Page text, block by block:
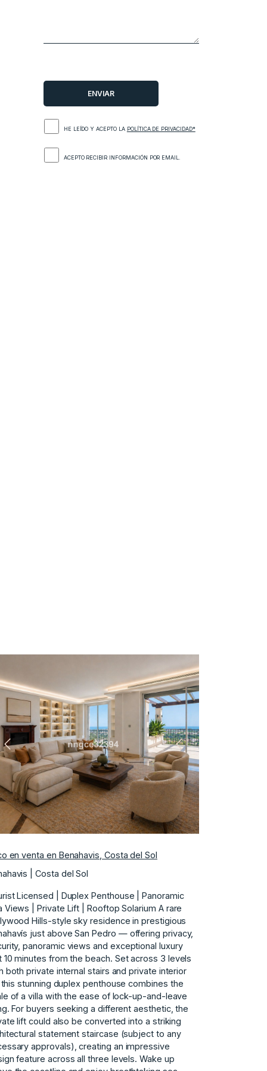
HE LEÍDO Y ACEPTO LA POLÍTICA DE PRIVACIDAD*
ACEPTO RECIBIR INFORMACIÓN POR EMAIL.
Anterior Siguiente
en venta en Benahavis, Costa del Sol
| Costa del Sol
Licensed | Duplex Penthouse | Panoramic
Views | Private Lift | Rooftop Solarium A rare
Hills-style sky residence in prestigious
just above San Pedro — offering privacy,
panoramic views and exceptional luxury
10 minutes from the beach. Set across 3 levels
both private internal stairs and private interior
stunning duplex penthouse combines the
of a villa with the ease of lock-up-and-leave
For buyers seeking a different aesthetic, the
lift could also be converted into a striking
statement staircase (subject to any
approvals), creating an impressive
feature across all three levels. Wake up